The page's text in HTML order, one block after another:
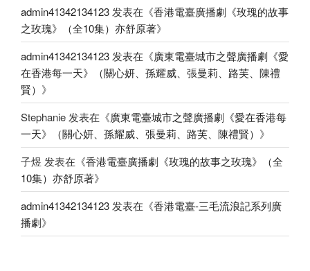
admin41342134123 发表在《香港電臺廣播劇《玫瑰的故事
之玫瑰》（全10集）亦舒原著》
admin41342134123 发表在《廣東電臺城市之聲廣播劇《愛
在香港每一天》（關心妍、孫耀威、張曼莉、路芙、陳禮
賢） 》
Stephanie 发表在《廣東電臺城市之聲廣播劇《愛在香港每
一天》（關心妍、孫耀威、張曼莉、路芙、陳禮賢） 》
子煜 发表在《香港電臺廣播劇《玫瑰的故事之玫瑰》（全
10集）亦舒原著》
admin41342134123 发表在《香港電臺-三毛流浪記系列廣
播劇》